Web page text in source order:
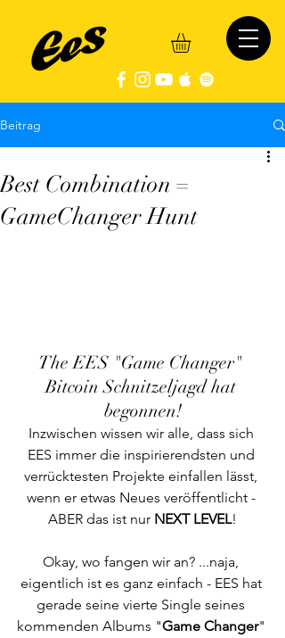
Beitrag
Best Combination =
GameChanger Hunt
The EES "Game Changer"
Bitcoin Schnitzeljagd hat
begonnen!
Inzwischen wissen wir alle, dass sich
EES immer die inspirierendsten und
verrücktesten Projekte einfallen lässt,
wenn er etwas Neues veröffentlicht -
ABER das ist nur NEXT LEVEL!
Okay, wo fangen wir an? ...naja,
eigentlich ist es ganz einfach - EES hat
gerade seine vierte Single seines
kommenden Albums "Game Changer"